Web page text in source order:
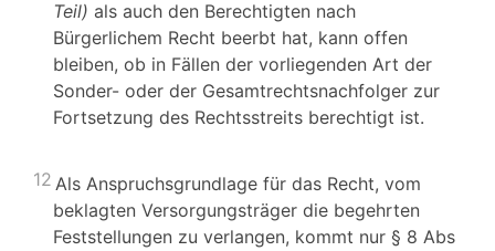
Teil) als auch den Berechtigten nach
Bürgerlichem Recht beerbt hat, kann offen
bleiben, ob in Fällen der vorliegenden Art der
Sonder- oder der Gesamtrechtsnachfolger zur
Fortsetzung des Rechtsstreits berechtigt ist.
12 Als Anspruchsgrundlage für das Recht, vom
beklagten Versorgungsträger die begehrten
Feststellungen zu verlangen, kommt nur § 8 Abs